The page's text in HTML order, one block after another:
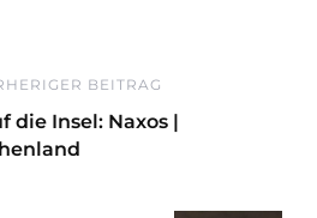
BEITRAG
die Insel: Naxos |